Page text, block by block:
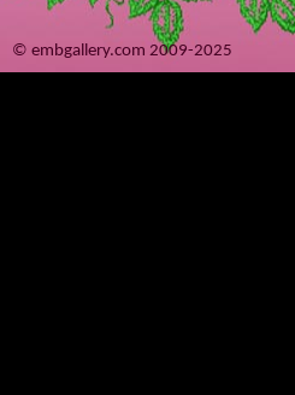
© embgallery.com 2009-2025